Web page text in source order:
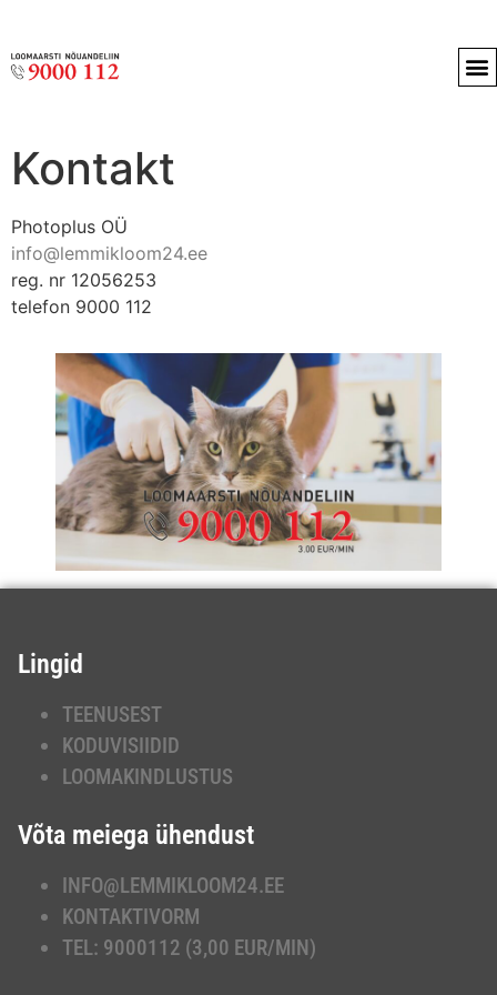
Kontakt
Photoplus OÜ
info@lemmikloom24.ee
reg. nr 12056253
telefon 9000 112
Lingid
TEENUSEST
KODUVISIIDID
LOOMAKINDLUSTUS
Võta meiega ühendust
INFO@LEMMIKLOOM24.EE
KONTAKTIVORM
TEL: 9000112 (3,00 EUR/MIN)